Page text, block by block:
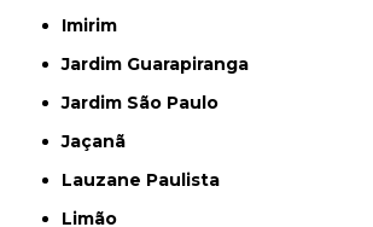
Imirim
Jardim Guarapiranga
Jardim São Paulo
Jaçanã
Lauzane Paulista
Limão